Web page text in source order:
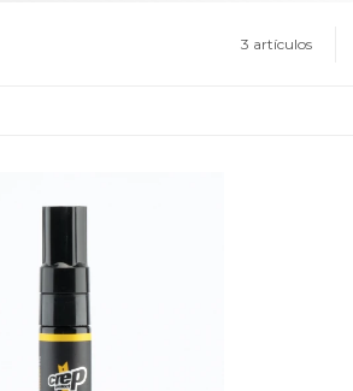
3 artículos